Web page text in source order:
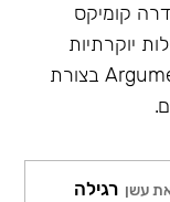
קומיקס
יוקרתיות
מסדרה Fibonacci ונרגילות חדשות Argument בצורת
עשן רגילה